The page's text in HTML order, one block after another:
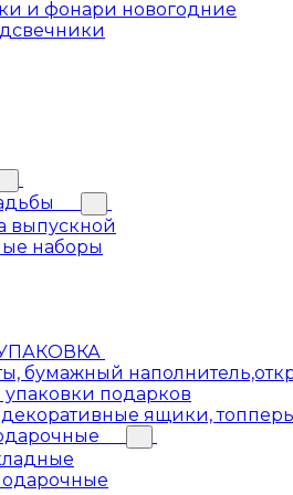
и фонари новогодние
выпускной
наборы
бумажный
упаковки подарков
ящики,